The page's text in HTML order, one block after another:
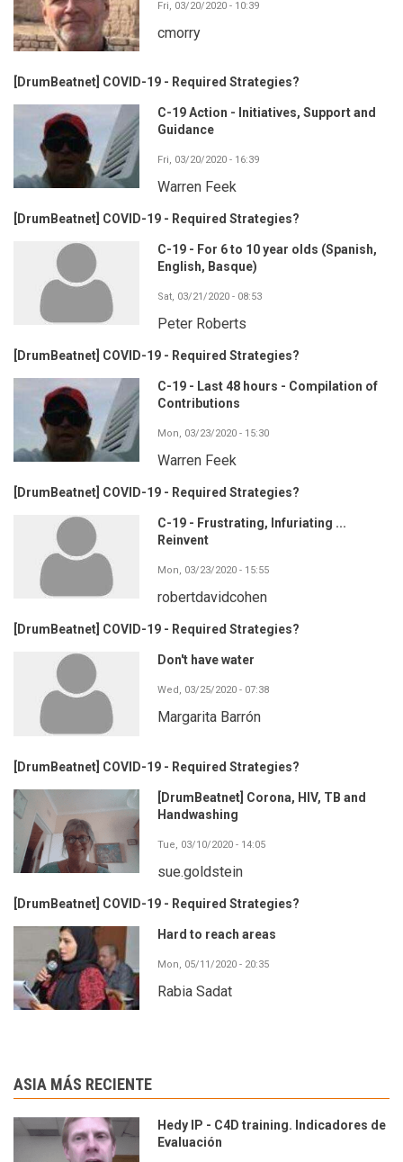
Fri, 03/20/2020 - 10:39
cmorry
[DrumBeatnet] COVID-19 - Required Strategies?
C-19 Action - Initiatives, Support and
Guidance
Fri, 03/20/2020 - 16:39
Warren Feek
[DrumBeatnet] COVID-19 - Required Strategies?
C-19 - For 6 to 10 year olds (Spanish,
English, Basque)
Sat, 03/21/2020 - 08:53
Peter Roberts
[DrumBeatnet] COVID-19 - Required Strategies?
C-19 - Last 48 hours - Compilation of
Contributions
Mon, 03/23/2020 - 15:30
Warren Feek
[DrumBeatnet] COVID-19 - Required Strategies?
C-19 - Frustrating, Infuriating ...
Reinvent
Mon, 03/23/2020 - 15:55
robertdavidcohen
[DrumBeatnet] COVID-19 - Required Strategies?
Don't have water
Wed, 03/25/2020 - 07:38
Margarita Barrón
[DrumBeatnet] COVID-19 - Required Strategies?
[DrumBeatnet] Corona, HIV, TB and
Handwashing
Tue, 03/10/2020 - 14:05
sue.goldstein
[DrumBeatnet] COVID-19 - Required Strategies?
Hard to reach areas
Mon, 05/11/2020 - 20:35
Rabia Sadat
ASIA MÁS RECIENTE
Hedy IP - C4D training. Indicadores de
Evaluación